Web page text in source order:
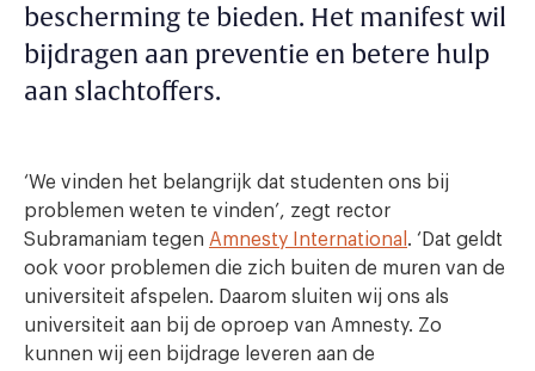
bescherming te bieden. Het manifest wil
bijdragen aan preventie en betere hulp
aan slachtoffers.
‘We vinden het belangrijk dat studenten ons bij
problemen weten te vinden’, zegt rector
Subramaniam tegen Amnesty International . ‘Dat geldt
ook voor problemen die zich buiten de muren van de
universiteit afspelen. Daarom sluiten wij ons als
universiteit aan bij de oproep van Amnesty. Zo
kunnen wij een bijdrage leveren aan de